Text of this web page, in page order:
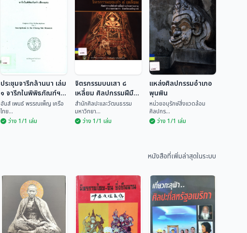
ประชุมจารึกล้านนา เล่ม
๑ จารึกในพิพิธภัณฑ์ฯ
เชียงแสน
ฮันส์ เพนธ์ พรรณเพ็ญ เครือ
ไทย...
ว่าง 1/1 เล่ม
จิตรกรรมบนเสา ๘
เหลี่ยม ศิลปกรรมฝีมือ
ช่างพื้นบ้านวัดทรายงาม
อำเภอหล่มเก่า จังหวัด
เพชรบูรณ์
สำนักศิลปะและวัฒนธรรม
มหาวิทยา...
ว่าง 1/1 เล่ม
หน่วยอนุรักษ์สิ่งแวด...
แหล่งศิลปกรรมอำเภอ
พุนพิน
หน่วยอนุรักษ์สิ่งแวดล้อม
ศิลปกร...
ว่าง 1/1 เล่ม
หนังสือที่เพิ่มล่าสุดในระบบ